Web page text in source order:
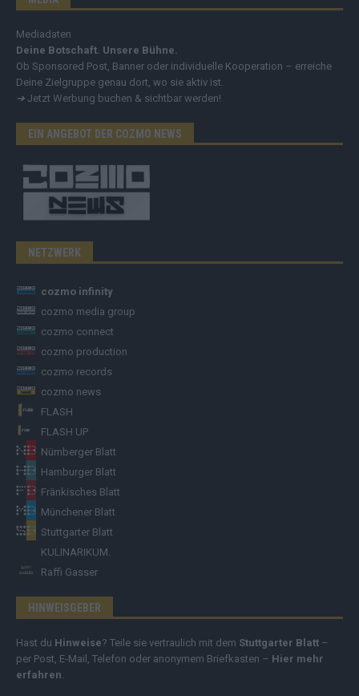
Mediadaten
Deine Botschaft. Unsere Bühne.
Ob Sponsored Post, Banner oder individuelle Kooperation – erreiche
Deine Zielgruppe genau dort, wo sie aktiv ist.
➔ Jetzt Werbung buchen & sichtbar werden!
EIN ANGEBOT DER COZMO NEWS
NETZWERK
cozmo infinity
cozmo media group
cozmo connect
cozmo production
cozmo records
cozmo news
FLASH
FLASH UP
Nürnberger Blatt
Hamburger Blatt
Fränkisches Blatt
Münchener Blatt
Stuttgarter Blatt
KULINARIKUM.
Raffi Gasser
HINWEISGEBER
Hast du Hinweise? Teile sie vertraulich mit dem Stuttgarter Blatt –
per Post, E-Mail, Telefon oder anonymem Briefkasten – Hier mehr
erfahren.